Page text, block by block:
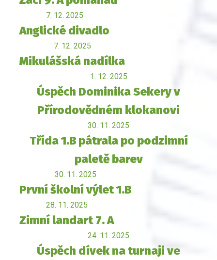
7. 12. 2025
Anglické divadlo
7. 12. 2025
Mikulášská nadílka
1. 12. 2025
Úspěch Dominika Sekery v
Přírodovědném klokanovi
30. 11. 2025
Třída 1.B pátrala po podzimní
paletě barev
30. 11. 2025
První školní výlet 1.B
28. 11. 2025
Zimní landart 7. A
24. 11. 2025
Úspěch dívek na turnaji ve